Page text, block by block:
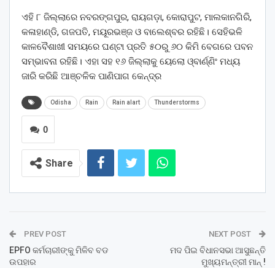
ଏହି ୮ ଜିଲ୍ଲାରେ ନବରଙ୍ଗପୁର, ରାୟଗଡ଼ା, କୋରାପୁଟ, ମାଲକାନଗିରି,
କଳାହାଣ୍ଡି, ଗଜପତି, ମୟୂରଭଞ୍ଜ ଓ ବାଲେଶ୍ବର ରହିଛି। ସେହିଭଳି
କାଳବୈଶାଖୀ ସମୟରେ ଘଣ୍ଟା ପ୍ରତି ୫୦ରୁ ୬୦ କିମି ବେଗରେ ପବନ
ସମ୍ଭାବନା ରହିଛି। ଏହା ସହ ୧୬ ଜିଲ୍ଲାକୁ ୟେଲୋ ଓ୍ବାର୍ଣ୍ଣିଂ ମଧ୍ୟ
ଜାରି କରିଛି ଆଞ୍ଚଳିକ ପାଣିପାଗ କେନ୍ଦ୍ର
Odisha Rain Rain alart Thunderstorms
0
Share
PREV POST
EPFO କର୍ମଚାରୀଙ୍କୁ ମିଳିବ ବଡ
ଉପହାର
NEXT POST
ମଦ ପିଇ ବିଧାନସଭା ଆସୁଛନ୍ତି
ମୁଖ୍ୟମନ୍ତ୍ରୀ ମାନ୍ !